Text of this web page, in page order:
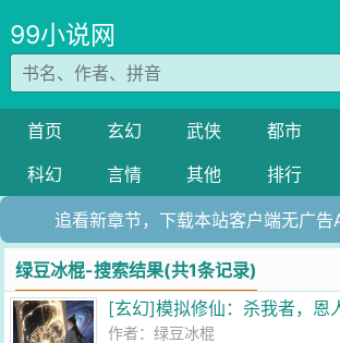
99小说网
首页 玄幻 武侠 都市
科幻
言情 其他 排行
追看新章节，下载本站客户端无广告
绿豆冰棍-搜索结果(共1条记录)
[玄幻]模拟修仙：杀我者，恩
作者：绿豆冰棍